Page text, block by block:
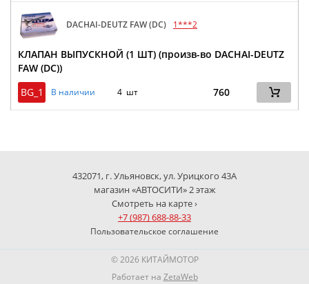
DACHAI-DEUTZ FAW (DC) 1***2
КЛАПАН ВЫПУСКНОЙ (1 ШТ) (произв-во DACHAI-DEUTZ
FAW (DC))
BG_1
В наличии 4 шт 760
432071, г. Ульяновск, ул. Урицкого 43А
магазин «АВТОСИТИ» 2 этаж
Смотреть на карте ›
+7 (987) 688-88-33
Пользовательское соглашение
© 2026 КИТАЙМОТОР
Работает на ZetaWeb